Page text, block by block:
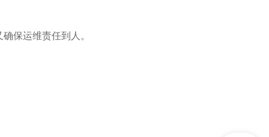
保运维责任到人。